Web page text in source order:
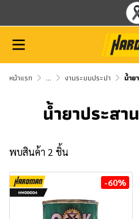
หน้าแรก ... งานระบบประปา น้ำย
น้ำยาประสา
พบสินค้า 2 ชิ้น
-60%